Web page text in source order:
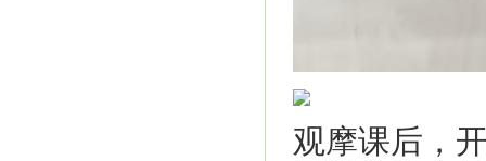
观摩课后，